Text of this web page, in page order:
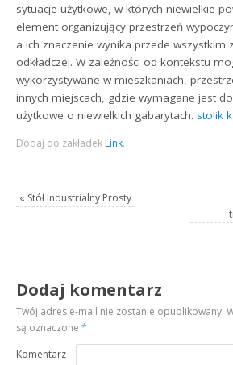
sytuacje użytkowe, w których niewielkie
element organizujący przestrzeń
a ich znaczenie wynika przede wszystkim
odkładczej. W zależności od kontekstu
wykorzystywane w mieszkaniach,
innych miejscach, gdzie wymagane jest
użytkowe o niewielkich gabarytach. stolik
Dodaj do zakładek Link.
« Stół Industrialny Prosty
Dodaj komentarz
Twój adres e-mail nie zostanie opublikowany.
są oznaczone*
Komentarz